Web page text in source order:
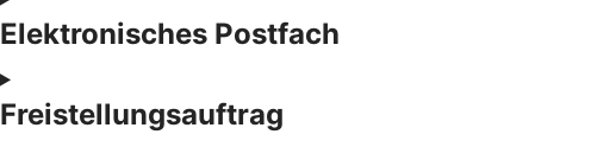
Elektronisches Postfach
Freistellungsauftrag